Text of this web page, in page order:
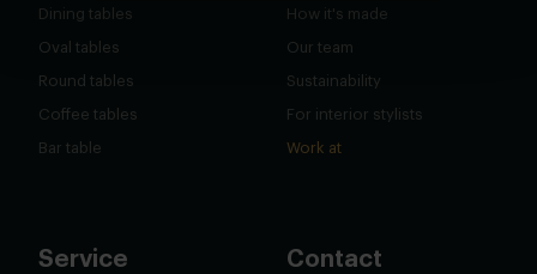
Dining tables
Oval tables
Round tables
Coffee tables
Bar table
How it's made
Our team
Sustainability
For interior stylists
Work at
Service Contact